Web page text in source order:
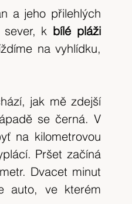
a jeho přilehlých
k bílé pláži
na vyhlídku,
jak mě zdejší
se černá. V
na kilometrovou
Pršet začíná
Dvacet minut
auto, ve kterém